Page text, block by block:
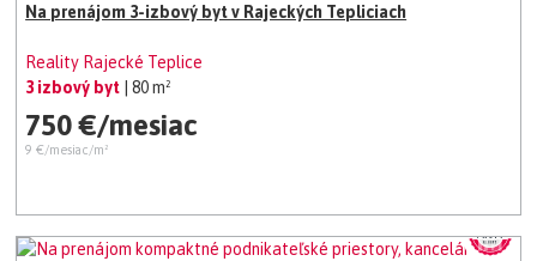
Na prenájom 3-izbový byt v Rajeckých Tepliciach
Reality Rajecké Teplice
3 izbový byt
| 80 m²
750 €/mesiac
9 €/mesiac/m²